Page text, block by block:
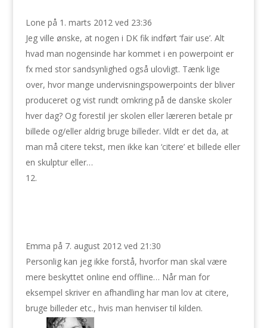
Lone på 1. marts 2012 ved 23:36
Jeg ville ønske, at nogen i DK fik indført ‘fair use’. Alt
hvad man nogensinde har kommet i en powerpoint er
fx med stor sandsynlighed også ulovligt. Tænk lige
over, hvor mange undervisningspowerpoints der bliver
produceret og vist rundt omkring på de danske skoler
hver dag? Og forestil jer skolen eller læreren betale pr
billede og/eller aldrig bruge billeder. Vildt er det da, at
man må citere tekst, men ikke kan ‘citere’ et billede eller
en skulptur eller…
Emma på 7. august 2012 ved 21:30
Personlig kan jeg ikke forstå, hvorfor man skal være
mere beskyttet online end offline… Når man for
eksempel skriver en afhandling har man lov at citere,
bruge billeder etc., hvis man henviser til kilden.